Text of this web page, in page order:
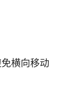
横向移动